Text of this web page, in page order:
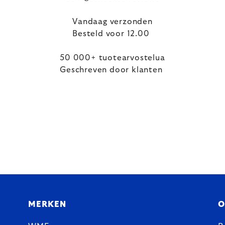
Vandaag verzonden
Besteld voor 12.00
50 000+ tuotearvostelua
Geschreven door klanten
MERKEN